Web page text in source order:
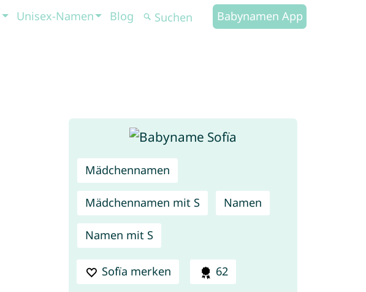
Unisex-Namen Blog Babynamen App
Mädchennamen
Mädchennamen mit S Namen
Namen mit S
Sofïa merken 62